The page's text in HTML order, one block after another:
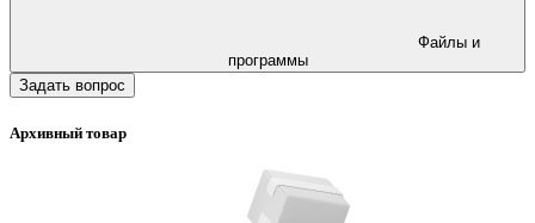
программы
Задать вопрос
Архивный товар